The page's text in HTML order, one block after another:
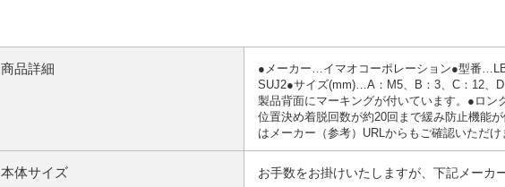
商品詳細
●メーカー…イマオコーポレーション●型番
SUJ2●サイズ(mm)…A：M5、B：3、C：12、
製品背面にマーキングが付いています。●ロン
位置決め着脱回数が約20回まで緩み防止機能
はメーカー（参考）URLからもご確認いただけ
本体サイズ お手数をお掛けいたしますが、下記メーカ